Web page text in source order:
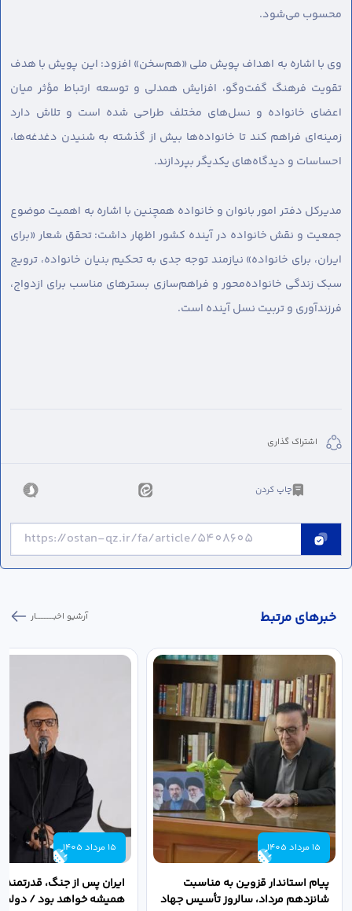
محسوب می‌شود.
وی با اشاره به اهداف پویش ملی «هم‌سخن» افزود: این پویش با هدف
تقویت فرهنگ گفت‌وگو، افزایش همدلی و توسعه ارتباط مؤثر میان
اعضای خانواده و نسل‌های مختلف طراحی شده است و تلاش دارد
زمینه‌ای فراهم کند تا خانواده‌ها بیش از گذشته به شنیدن دغدغه‌ها،
احساسات و دیدگاه‌های یکدیگر بپردازند.
مدیرکل دفتر امور بانوان و خانواده همچنین با اشاره به اهمیت موضوع
جمعیت و نقش خانواده در آینده کشور اظهار داشت: تحقق شعار «برای
ایران، برای خانواده» نیازمند توجه جدی به تحکیم بنیان خانواده، ترویج
سبک زندگی خانواده‌محور و فراهم‌سازی بسترهای مناسب برای ازدواج،
فرزندآوری و تربیت نسل آینده است.
اشتراک گذاری
چاپ کردن
خبر‌های مرتبط آرشیو اخبـــــــــــار
15 مرداد 1405
پیام استاندار قزوین به مناسبت
شانزدهم مرداد، سالروز تأسیس جهاد
15 مرداد 1405
ایران پس از جنگ،
همیشه خواهد بود / دولت